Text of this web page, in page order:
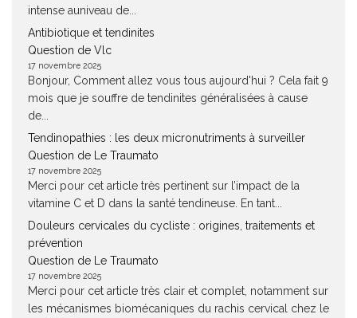
intense auniveau de...
Antibiotique et tendinites
Question de Vlc
17 novembre 2025
Bonjour, Comment allez vous tous aujourd'hui ? Cela fait 9
mois que je souffre de tendinites généralisées à cause
de...
Tendinopathies : les deux micronutriments à surveiller
Question de Le Traumato
17 novembre 2025
Merci pour cet article très pertinent sur l’impact de la
vitamine C et D dans la santé tendineuse. En tant...
Douleurs cervicales du cycliste : origines, traitements et
prévention
Question de Le Traumato
17 novembre 2025
Merci pour cet article très clair et complet, notamment sur
les mécanismes biomécaniques du rachis cervical chez le